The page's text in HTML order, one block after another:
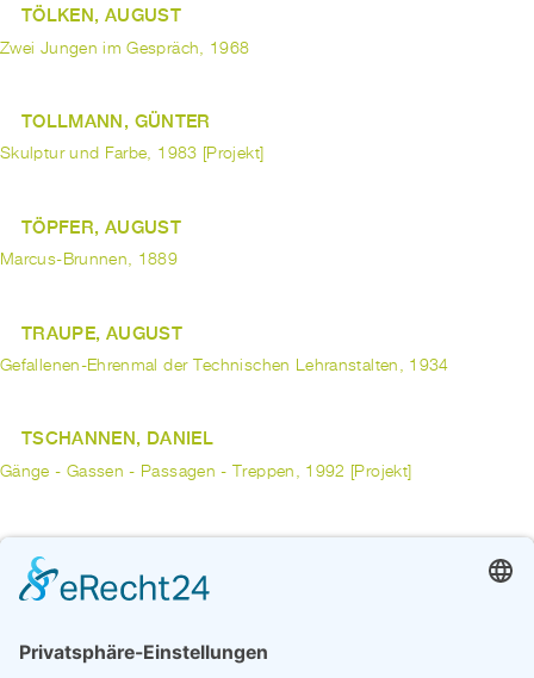
TÖLKEN, AUGUST
Zwei Jungen im Gespräch, 1968
TOLLMANN, GÜNTER
Skulptur und Farbe, 1983 [Projekt]
TÖPFER, AUGUST
Marcus-Brunnen, 1889
TRAUPE, AUGUST
Gefallenen-Ehrenmal der Technischen Lehranstalten, 1934
TSCHANNEN, DANIEL
Gänge - Gassen - Passagen - Treppen, 1992 [Projekt]
TUAILLON, LOUIS
Denkmal für Kaiser Friedrich III, 1905
Rosselenker, 1902